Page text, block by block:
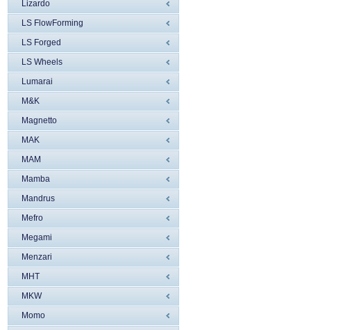
Lizardo
LS FlowForming
LS Forged
LS Wheels
Lumarai
M&K
Magnetto
MAK
MAM
Mamba
Mandrus
Mefro
Megami
Menzari
MHT
MKW
Momo